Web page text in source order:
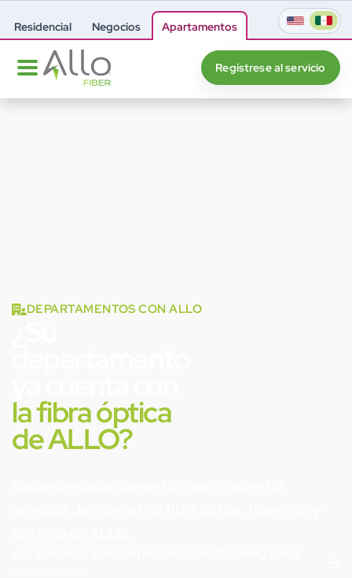
Residencial Negocios Apartamentos
Regístrese al servicio
DEPARTAMENTOS CON ALLO
la fibra óptica
de ALLO?